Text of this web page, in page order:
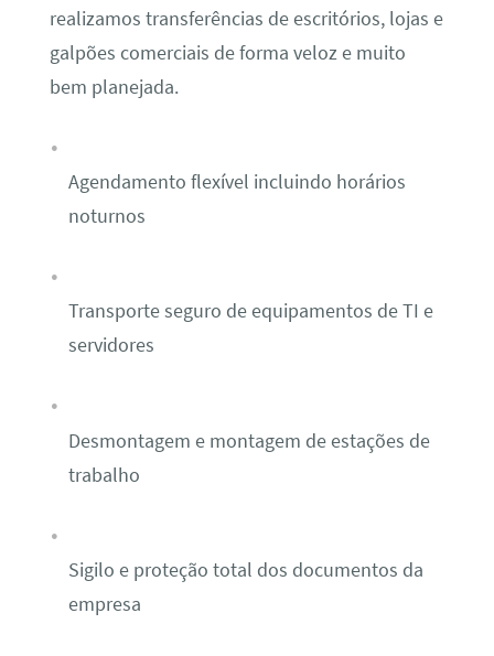
realizamos transferências de escritórios, lojas e
galpões comerciais de forma veloz e muito
bem planejada.
Agendamento flexível incluindo horários
noturnos
Transporte seguro de equipamentos de TI e
servidores
Desmontagem e montagem de estações de
trabalho
Sigilo e proteção total dos documentos da
empresa